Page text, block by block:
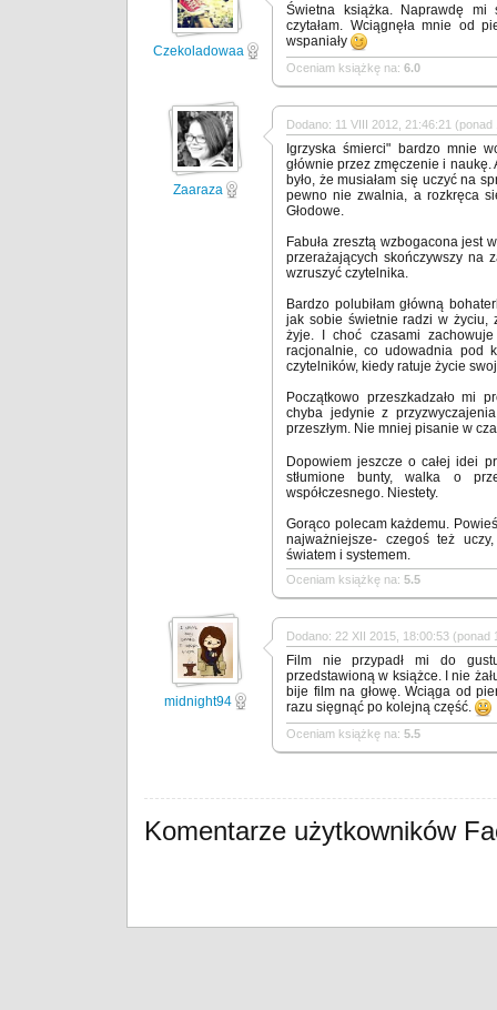
Czekoladowaa
Świetna książka. Naprawdę mi
czytałam. Wciągnęła mnie od
wspaniały
Oceniam książkę na: 6.0
Zaaraza
Dodano: 11 VIII 2012, 21:46:21 (ponad
Igrzyska śmierci" bardzo mnie
głównie przez zmęczenie i
było, że musiałam się uczyć na
pewno nie zwalnia, a rozkręca
Głodowe.
Fabuła zresztą wzbogacona jest
przerażających skończywszy na
wzruszyć czytelnika.
Bardzo polubiłam główną
jak sobie świetnie radzi w życiu,
żyje. I choć czasami
racjonalnie, co udowadnia pod
czytelników, kiedy ratuje życie
Początkowo przeszkadzało mi
chyba jedynie z
przeszłym. Nie mniej pisanie w
Dopowiem jeszcze o całej idei
stłumione bunty, walka o
współczesnego. Niestety.
Gorąco polecam każdemu.
najważniejsze- czegoś też
światem i systemem.
Oceniam książkę na: 5.5
midnight94
Dodano: 22 XII 2015, 18:00:53 (ponad
Film nie przypadł mi do
przedstawioną w książce. I nie
bije film na głowę. Wciąga od
razu sięgnąć po kolejną część.
Oceniam książkę na: 5.5
Komentarze użytkowników